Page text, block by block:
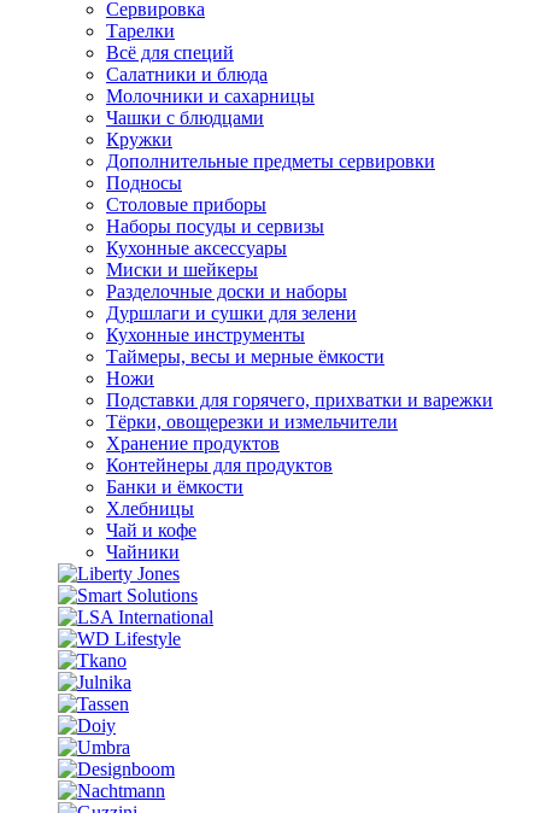
Сервировка
Тарелки
Всё для специй
Салатники и блюда
Молочники и сахарницы
Чашки с блюдцами
Кружки
Дополнительные предметы сервировки
Подносы
Столовые приборы
Наборы посуды и сервизы
Кухонные аксессуары
Миски и шейкеры
Разделочные доски и наборы
Дуршлаги и сушки для зелени
Кухонные инструменты
Таймеры, весы и мерные ёмкости
Ножи
Подставки для горячего, прихватки и варежки
Тёрки, овощерезки и измельчители
Хранение продуктов
Контейнеры для продуктов
Банки и ёмкости
Хлебницы
Чай и кофе
Чайники